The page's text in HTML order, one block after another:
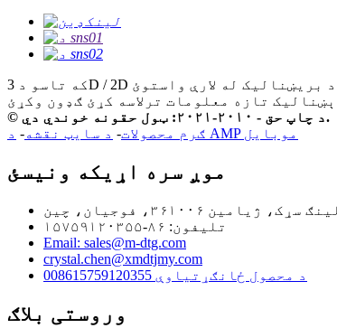
تازه معلومات ترلاسه کړئ ګډون وکړئ
© د چاپ حق - ۲۰۱۰-۲۰۲۱: ټول حقونه خوندي دي.
ګرم محصولات- د سایټ نقشه- د AMP موبایل
موږ سره اړیکه ونیسئ
تلیفون: ۸۶-۱۵۷۵۹۱۲۰۳۵۵
Email: sales@m-dtg.com
crystal.chen@xmdtjmy.com
008615759120355 د محصول ځانګړتیاوې
وروستی بلاګ